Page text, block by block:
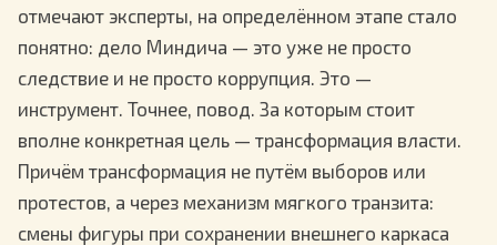
отмечают эксперты, на определённом этапе стало
понятно: дело Миндича — это уже не просто
следствие и не просто коррупция. Это —
инструмент. Точнее, повод. За которым стоит
вполне конкретная цель — трансформация власти.
Причём трансформация не путём выборов или
протестов, а через механизм мягкого транзита:
смены фигуры при сохранении внешнего каркаса